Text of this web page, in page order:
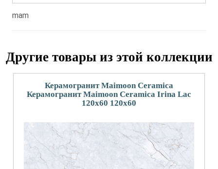
mam
Другие товары из этой коллекции
Керамогранит Maimoon Ceramica
Керамогранит Maimoon Ceramica Irina Lac
120х60 120x60